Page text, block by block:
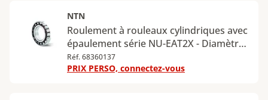
kN
NTN
Roulement à rouleaux cylindriques avec
épaulement série NU-EAT2X - Diamètre
intérieur : 25 mm - Diamètre extérieur :
62 mm - Largeur : 24 mm - Charge
Réf. 68360137
PRIX PERSO, connectez-vous